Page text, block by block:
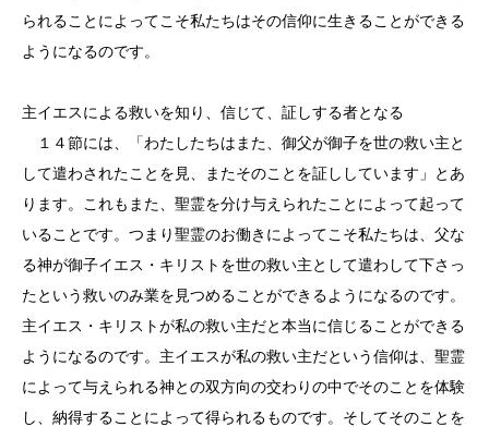
られることによってこそ私たちはその信仰に生きることができる
ようになるのです。
主イエスによる救いを知り、信じて、証しする者となる
１４節には、「わたしたちはまた、御父が御子を世の救い主と
して遣わされたことを見、またそのことを証ししています」とあ
ります。これもまた、聖霊を分け与えられたことによって起って
いることです。つまり聖霊のお働きによってこそ私たちは、父な
る神が御子イエス・キリストを世の救い主として遣わして下さっ
たという救いのみ業を見つめることができるようになるのです。
主イエス・キリストが私の救い主だと本当に信じることができる
ようになるのです。主イエスが私の救い主だという信仰は、聖霊
によって与えられる神との双方向の交わりの中でそのことを体験
し、納得することによって得られるものです。そしてそのことを